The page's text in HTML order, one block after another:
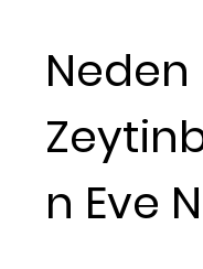
Neden
n Eve